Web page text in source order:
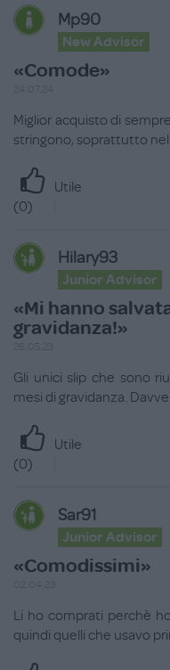
Mp90
New Advisor
«Comode»
Miglior acquisto di
stringono, soprattutto
Utile
(0)
Hilary93
Junior Advisor
«Mi hanno
gravidanza!»
Gli unici slip che sono
mesi di gravidanza.
Utile
(0)
Sar91
Junior Advisor
«Comodissimi»
Li ho comprati perchè
quindi quelli che usavo